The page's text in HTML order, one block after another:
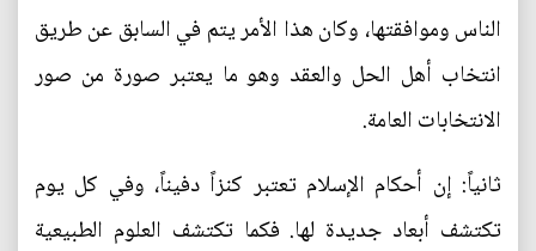
الناس وموافقتها، وكان هذا الأمر يتم في السابق عن طريق
انتخاب أهل الحل والعقد وهو ما يعتبر صورة من صور
الانتخابات العامة.
ثانياً: إن أحكام الإسلام تعتبر كنزاً دفيناً، وفي كل يوم
تكتشف أبعاد جديدة لها. فكما تكتشف العلوم الطبيعية